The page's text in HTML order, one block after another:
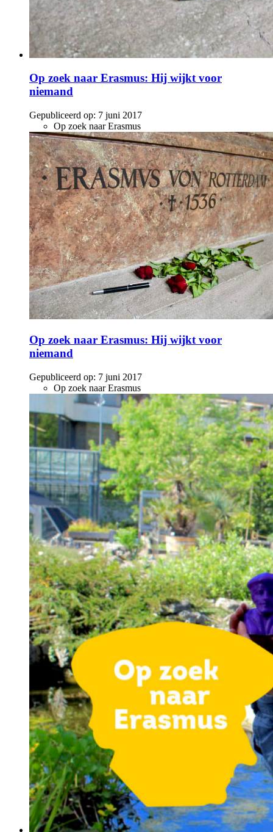
Op zoek naar Erasmus: Hij wijkt voor
niemand
Gepubliceerd op: 7 juni 2017
Op zoek naar Erasmus
Op zoek naar Erasmus: Hij wijkt voor
niemand
Gepubliceerd op: 7 juni 2017
Op zoek naar Erasmus